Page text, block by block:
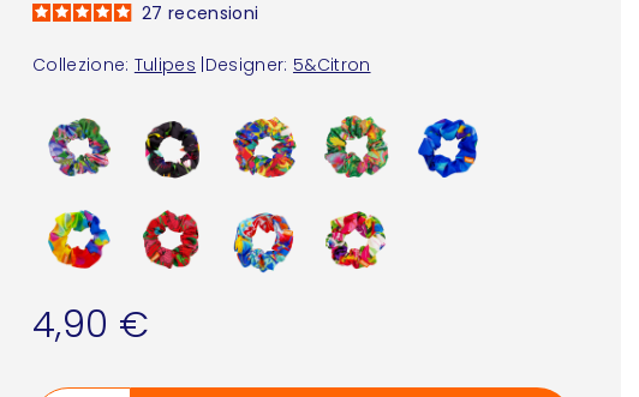
Collezione: Tulipes Designer: 5&Citron
27 recensioni
4,90 €